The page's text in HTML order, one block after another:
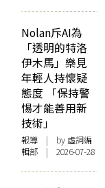
Nolan斥AI為
「透明的特洛
伊木馬」樂見
年輕人持懷疑
態度 「保持警
惕才能善用新
技術」
報導 | by 虛詞編
輯部 | 2026-07-28